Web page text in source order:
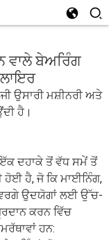
ਵਾਲੇ ਬੇਅਰਿੰਗ
ਉਸਾਰੀ ਮਸ਼ੀਨਰੀ ਅਤੇ
ਹੈ।
ਦਹਾਕੇ ਤੋਂ ਵੱਧ ਸਮੇਂ ਤੋਂ
ਹੈ, ਜੋ ਕਿ ਮਾਈਨਿੰਗ,
ਵਰਗੇ ਉਦਯੋਗਾਂ ਲਈ ਉੱਚ-
ਕਰਨ ਵਿੱਚ
ਹਨ: